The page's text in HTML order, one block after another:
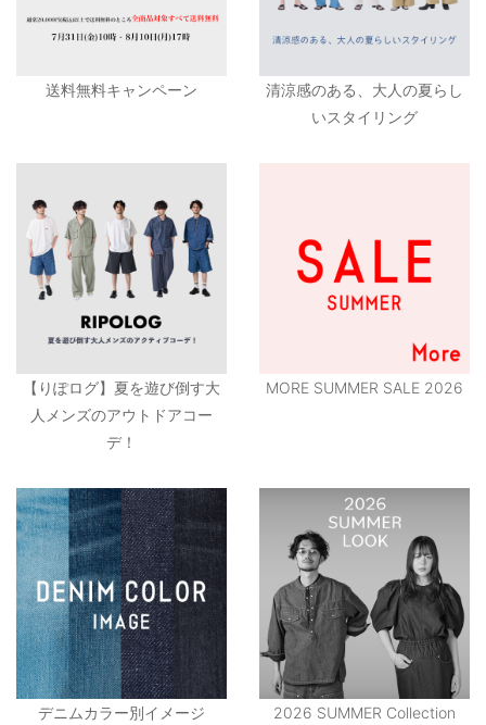
送料無料キャンペーン
清涼感のある、大人の夏らし
いスタイリング
【りぽログ】夏を遊び倒す大
人メンズのアウトドアコー
デ！
MORE SUMMER SALE 2026
デニムカラー別イメージ
2026 SUMMER Collection